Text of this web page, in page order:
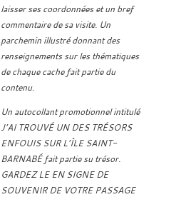
laisser ses coordonnées et un bref
commentaire de sa visite. Un
parchemin illustré donnant des
renseignements sur les thématiques
de chaque cache fait partie du
contenu.
Un autocollant promotionnel intitulé
J’AI TROUVÉ UN DES TRÉSORS
ENFOUIS SUR L’ÎLE SAINT-
BARNABÉ fait partie su trésor.
GARDEZ LE EN SIGNE DE
SOUVENIR DE VOTRE PASSAGE